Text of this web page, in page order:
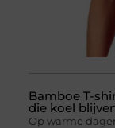
Bamboe T-
die koel
Op warme